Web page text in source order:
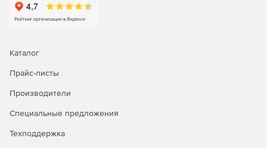
Каталог
Прайс-листы
Производители
Специальные предложения
Техподдержка